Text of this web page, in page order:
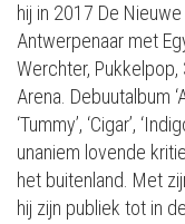
hij in 2017 De
Antwerpenaar met
Werchter,
Arena. Debuutalbum
‘Tummy’, ‘Cigar’,
unaniem lovende
het buitenland. Met
hij zijn publiek tot in